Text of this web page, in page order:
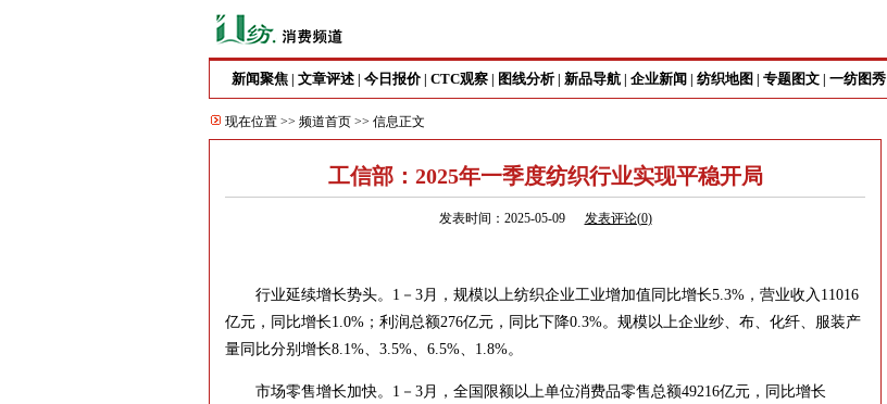
新闻聚焦 文章评述 今日报价 CTC观察 图线分析 新品导航 企业新闻 纺织地图 专题图文 一纺图秀
现在位置 >> 频道首页 >> 信息正文
工信部：2025年一季度纺织行业实现平稳开局
发表时间：2025-05-09 发表评论(0)
行业延续增长势头。1－3月，规模以上纺织企业工业增加值同比增长5.3%，营业收入11016
亿元，同比增长1.0%；利润总额276亿元，同比下降0.3%。规模以上企业纱、布、化纤、服装产
量同比分别增长8.1%、3.5%、6.5%、1.8%。
市场零售增长加快。1－3月，全国限额以上单位消费品零售总额49216亿元，同比增长